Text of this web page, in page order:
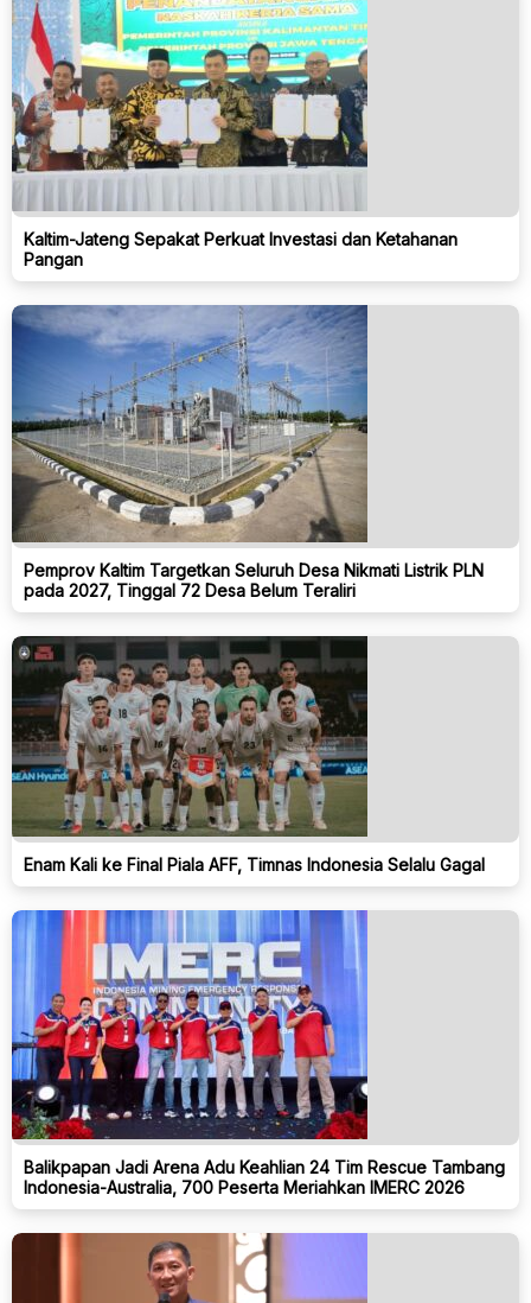
Kaltim-Jateng Sepakat Perkuat Investasi dan Ketahanan
Pangan
Pemprov Kaltim Targetkan Seluruh Desa Nikmati Listrik PLN
pada 2027, Tinggal 72 Desa Belum Teraliri
Enam Kali ke Final Piala AFF, Timnas Indonesia Selalu Gagal
Balikpapan Jadi Arena Adu Keahlian 24 Tim Rescue Tambang
Indonesia-Australia, 700 Peserta Meriahkan IMERC 2026